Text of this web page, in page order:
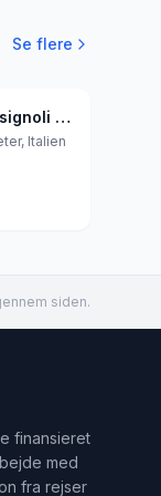
Se flere
Residence Fattoria degli Usignoli - Hotel
Italien
siden.
finansieret
med
fra rejser